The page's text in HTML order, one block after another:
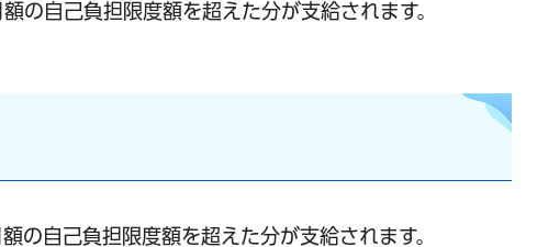
の自己負担限度額を超えた分が支給されます。
の自己負担限度額を超えた分が支給されます。